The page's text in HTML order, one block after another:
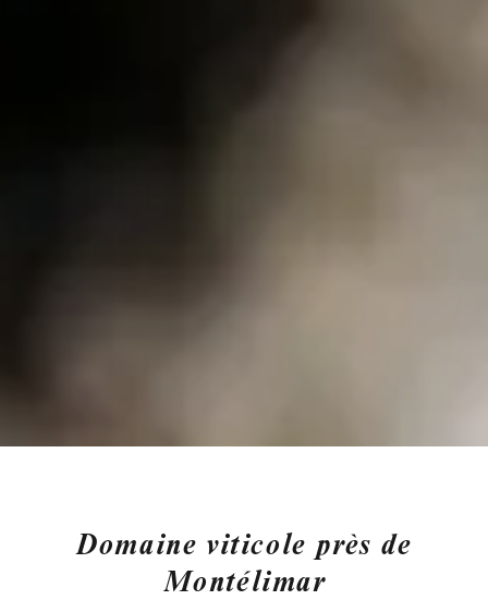
Domaine viticole près de
Montélimar